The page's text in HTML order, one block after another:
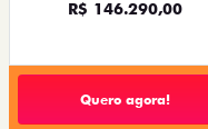
R$ 146.290,00
Quero agora!